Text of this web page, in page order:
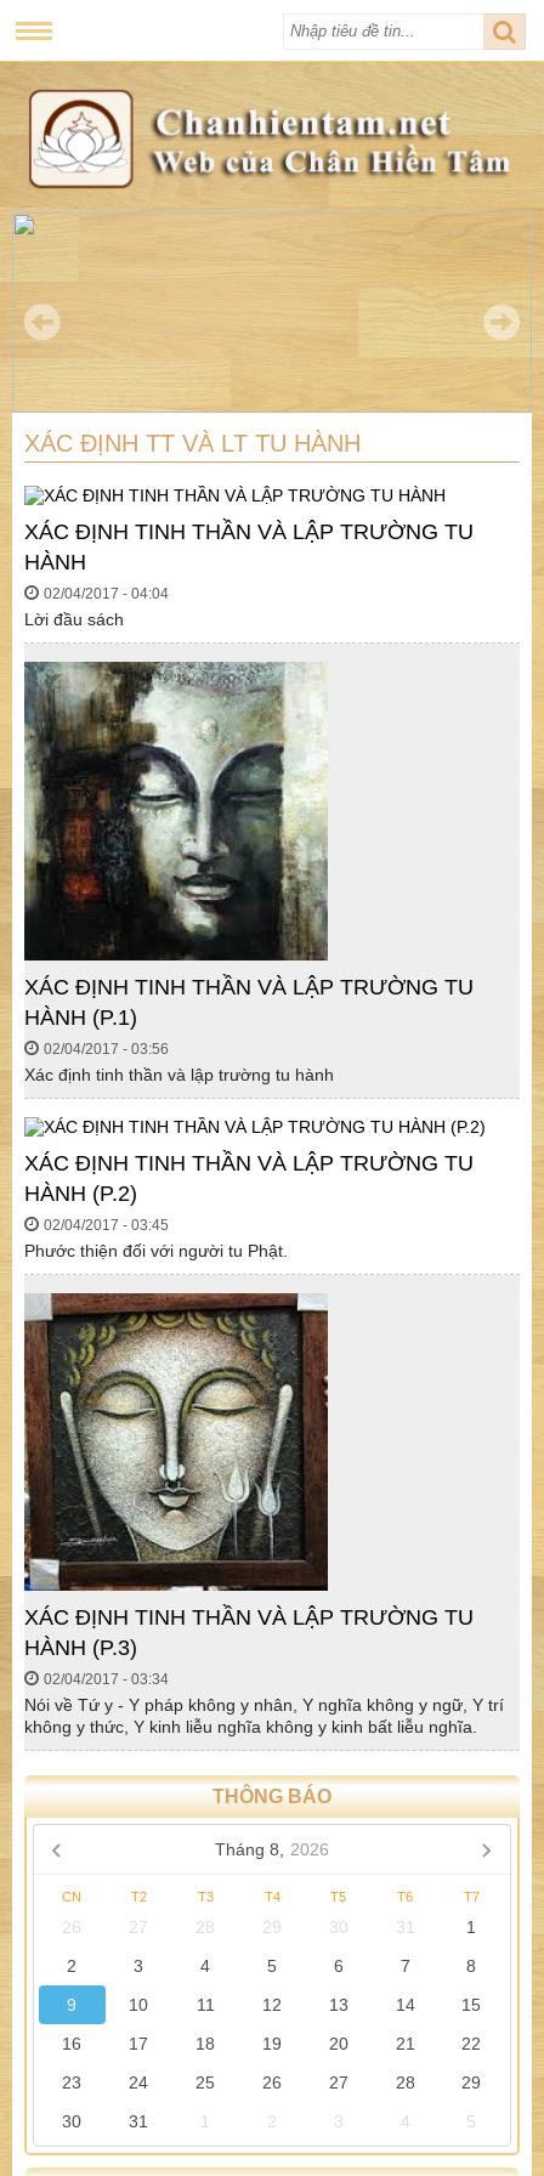
XÁC ĐỊNH TT VÀ LT TU HÀNH
XÁC ĐỊNH TINH THẦN VÀ LẬP TRƯỜNG TU
HÀNH
02/04/2017 - 04:04
Lời đầu sách
XÁC ĐỊNH TINH THẦN VÀ LẬP TRƯỜNG TU
HÀNH (P.1)
02/04/2017 - 03:56
Xác định tinh thần và lập trường tu hành
XÁC ĐỊNH TINH THẦN VÀ LẬP TRƯỜNG TU
HÀNH (P.2)
02/04/2017 - 03:45
Phước thiện đối với người tu Phật.
XÁC ĐỊNH TINH THẦN VÀ LẬP TRƯỜNG TU
HÀNH (P.3)
02/04/2017 - 03:34
Nói về Tứ y - Y pháp không y nhân, Y nghĩa không y ngữ, Y trí
không y thức, Y kinh liễu nghĩa không y kinh bất liễu nghĩa.
THÔNG BÁO
Tháng 8, 2026
CN T2 T3 T4 T5 T6 T7
26 27 28 29 30 31
1
2
3 4 5 6 7
8
9
10 11 12 13 14
15
16
17 18 19 20 21
22
23
24 25 26 27 28
29
30
31 1 2 3 4 5